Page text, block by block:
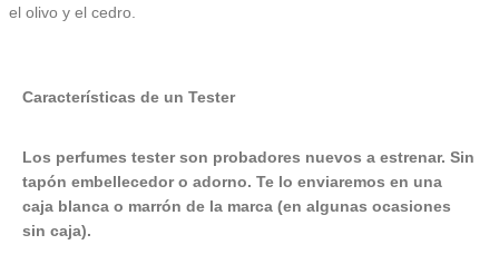
COSMÉTICA
MAQUILLAJE Mobiliario Peluquería
Utensilios de
el olivo y el cedro.
Características de un Tester
Los perfumes tester son probadores nuevos a estrenar. Sin
tapón embellecedor o adorno. Te lo enviaremos en una
caja blanca o marrón de la marca (en algunas ocasiones
sin caja).